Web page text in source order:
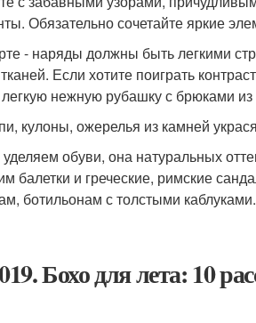
Обязательно сочетайте яркие
- наряды должны быть легкими
Если хотите поиграть
нежную рубашку с брюками
кулоны, ожерелья из камней
обуви, она натуральных
балетки и греческие, римские
ботильонам с толстыми каблуками.
Бохо для лета: 10